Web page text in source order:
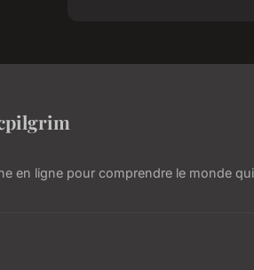
en ligne pour comprendre le monde